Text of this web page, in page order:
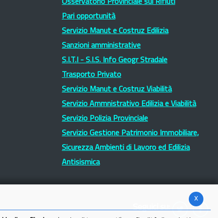
Osservatorio Provinciale sui Rifiuti
Pari opportunità
Servizio Manut e Costruz Edilizia
Sanzioni amministrative
S.I.T.I - S.I.S. Info Geogr Stradale
Trasporto Privato
Servizio Manut e Costruz Viabilità
Servizio Ammnistrativo Edilizia e Viabilità
Servizio Polizia Provinciale
Servizio Gestione Patrimonio Immobiliare,
Sicurezza Ambienti di Lavoro ed Edilizia
Antisismica
Seguici su:
x